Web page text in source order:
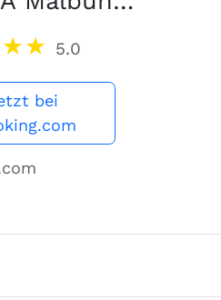
5.0
bei